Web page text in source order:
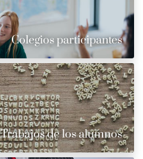
Colegios participantes
Trabajos de los alumnos